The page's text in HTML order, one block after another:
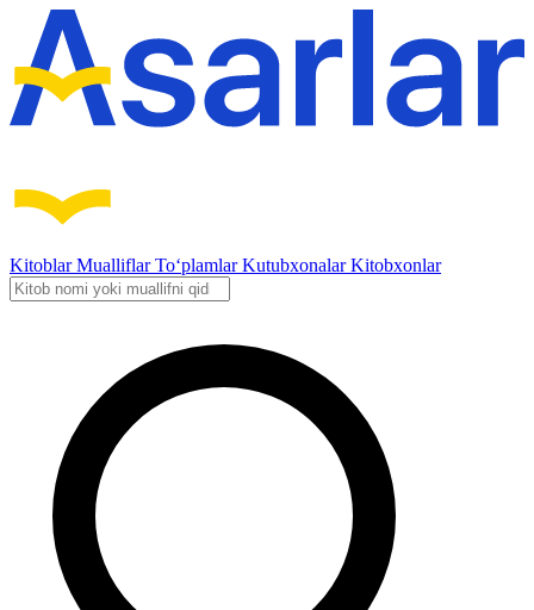
KitoblarMualliflarTo‘plamlarKutubxonalarKitobxonlar